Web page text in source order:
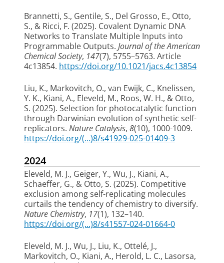
Brannetti, S., Gentile, S., Del Grosso, E., Otto,
S., & Ricci, F. (2025). Covalent Dynamic DNA
Networks to Translate Multiple Inputs into
Programmable Outputs. Journal of the American
Chemical Society, 147(7), 5755–5763. Article
4c13854. https://doi.org/10.1021/jacs.4c13854
Liu, K., Markovitch, O., van Ewijk, C., Knelissen,
Y. K., Kiani, A., Eleveld, M., Roos, W. H., & Otto,
S. (2025). Selection for photocatalytic function
through Darwinian evolution of synthetic self-
replicators. Nature Catalysis, 8(10), 1000-1009.
https://doi.org/(...)8/s41929-025-01409-3
2024
Eleveld, M. J., Geiger, Y., Wu, J., Kiani, A.,
Schaeffer, G., & Otto, S. (2025). Competitive
exclusion among self-replicating molecules
curtails the tendency of chemistry to diversify.
Nature Chemistry, 17(1), 132–140.
https://doi.org/(...)8/s41557-024-01664-0
Eleveld, M. J., Wu, J., Liu, K., Ottelé, J.,
Markovitch, O., Kiani, A., Herold, L. C., Lasorsa,